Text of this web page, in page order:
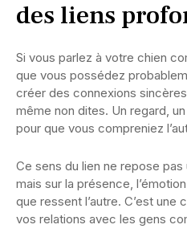
des liens
Si vous parlez à votre chien
que vous possédez
créer des connexions
même non dites. Un regard,
pour que vous compreniez
Ce sens du lien ne repose
mais sur la présence,
que ressent l’autre. C’est
vos relations avec les gens